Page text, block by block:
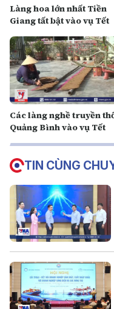
Làng hoa lớn nhất Tiền
Giang tất bật vào vụ Tết
Các làng nghề truyền
Quảng Bình vào vụ Tết
TIN CÙNG